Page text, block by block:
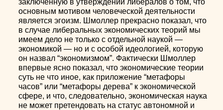
заключенную в утверждении либералов о том, что
основным мотивом человеческой деятельности
является эгоизм. Шмоллер прекрасно показал, что
в случае либеральных экономических теорий мы
имеем дело не только с отдельной наукой —
экономикой — но и с особой идеологией, которую
он назвал “экономизмом”. Фактически Шмоллер
впервые ясно показал, что экономические теории
суть не что иное, как приложение “метафоры
часов” или “метафоры дерева” к экономической
сфере, и что, следовательно, экономическая наука
не может претендовать на статус автономной и